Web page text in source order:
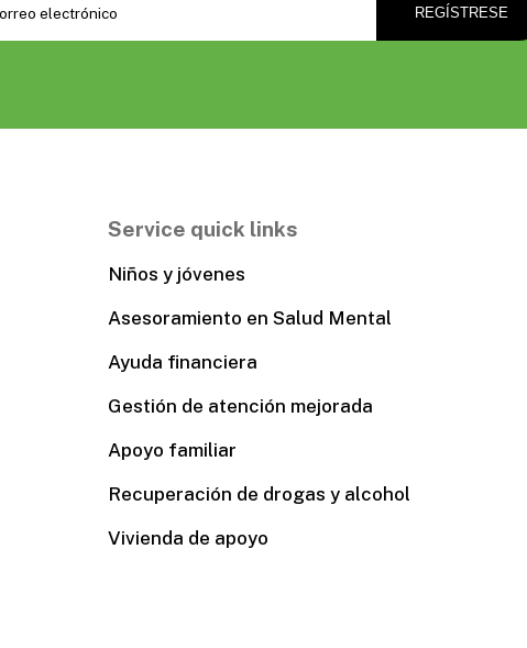
Service quick links
Niños y jóvenes
Asesoramiento en Salud Mental
Ayuda financiera
Gestión de atención mejorada
Apoyo familiar
Recuperación de drogas y alcohol
Vivienda de apoyo